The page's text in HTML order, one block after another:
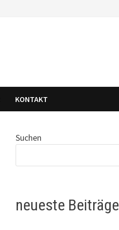
KONTAKT
Suchen
neueste Beiträge